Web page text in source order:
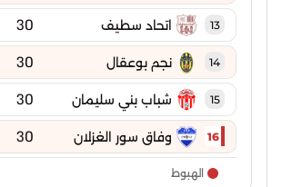
13 اتحاد سطيف 30
14 نجم بوعقال 30
15 شباب بني سليمان 30
16 وفاق سور الغزلان 30
الهبوط